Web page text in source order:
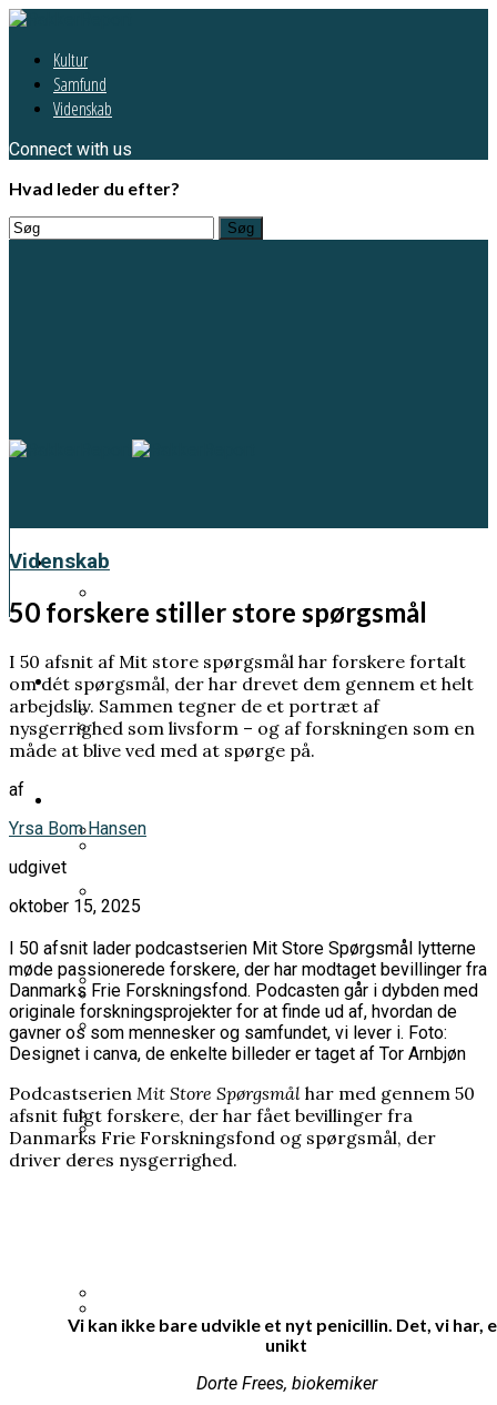
Kultur
Samfund
Videnskab
Connect with us
Hvad leder du efter?
Kultur
vigtig klimahistorie
tilgivet
Norsk kongehus i undtagelsestilstand:
Mette-Marit sat på transplantationsliste
nu er han mere populær end længe
Samfund
Pia Kjærsgaard forlod sit parti og tog
Han fik LSD uden at vide det. Hans klage
Varde Kommune betalte millionbeløb til
lobbyister
Grundloven bliver kaldt et
35 års spørgsmål tvang regeringen til ny
undersøgelse af Scandinavian Star
endte med at bygge elementer til
atombomben
Mange kender Schrödingers kat, men
Heisenberg hævdede, at han bremsede
Han brødfødte milliarder, men forlængede
Første Verdenskrig
Videnskab
50 forskere stiller store spørgsmål
I 50 afsnit af Mit store spørgsmål har forskere fortalt
om dét spørgsmål, der har drevet dem gennem et helt
arbejdsliv. Sammen tegner de et portræt af
nysgerrighed som livsform – og af forskningen som en
måde at blive ved med at spørge på.
af
Yrsa Bom Hansen
udgivet
oktober 15, 2025
I 50 afsnit lader podcastserien Mit Store Spørgsmål lytterne
møde passionerede forskere, der har modtaget bevillinger fra
Danmarks Frie Forskningsfond. Podcasten går i dybden med
originale forskningsprojekter for at finde ud af, hvordan de
gavner os som mennesker og samfundet, vi lever i. Foto:
Designet i canva, de enkelte billeder er taget af Tor Arnbjøn
Podcastserien Mit Store Spørgsmål har med gennem 50
afsnit fulgt forskere, der har fået bevillinger fra
Danmarks Frie Forskningsfond og spørgsmål, der
driver deres nysgerrighed.
Vi kan ikke bare udvikle et nyt penicillin. Det, vi har,
unikt
Dorte Frees, biokemiker